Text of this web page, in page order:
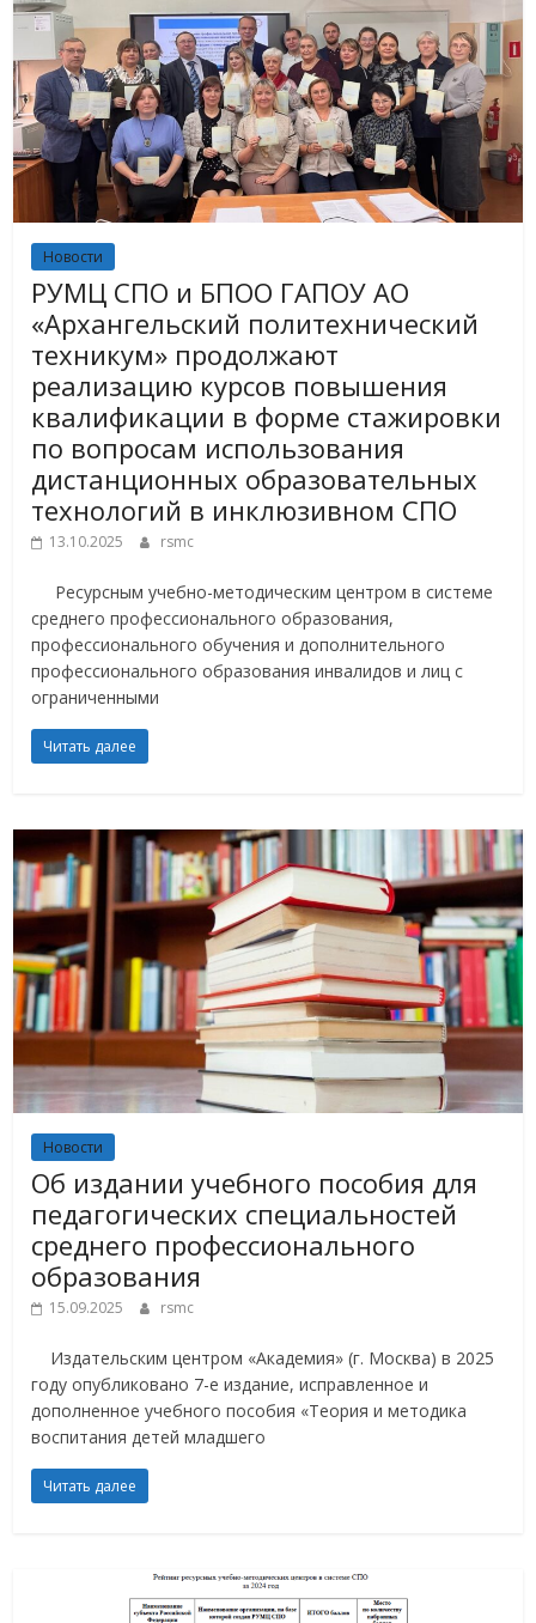
Новости
РУМЦ СПО и БПОО ГАПОУ АО
«Архангельский политехнический
техникум» продолжают
реализацию курсов повышения
квалификации в форме стажировки
по вопросам использования
дистанционных образовательных
технологий в инклюзивном СПО
13.10.2025 rsmc
Ресурсным учебно-методическим центром в системе
среднего профессионального образования,
профессионального обучения и дополнительного
профессионального образования инвалидов и лиц с
ограниченными
Читать далее
Новости
Об издании учебного пособия для
педагогических специальностей
среднего профессионального
образования
15.09.2025 rsmc
Издательским центром «Академия» (г. Москва) в 2025
году опубликовано 7-е издание, исправленное и
дополненное учебного пособия «Теория и методика
воспитания детей младшего
Читать далее